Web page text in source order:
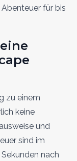
für bis
zu einem
keine
und
sind im
nach